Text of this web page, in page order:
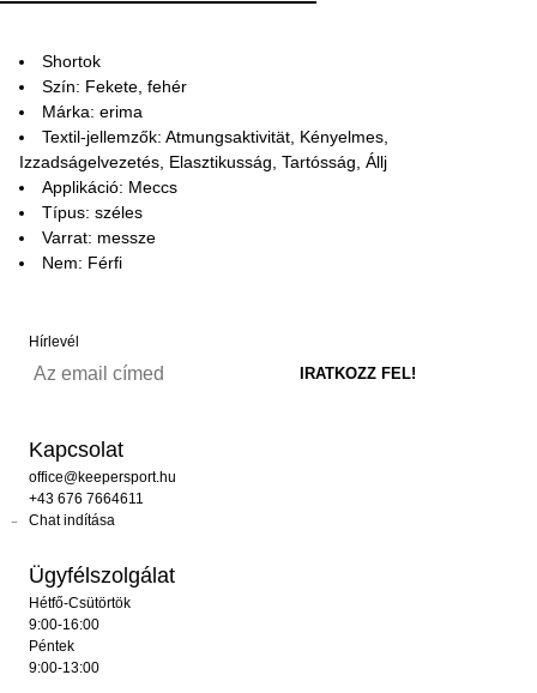
Shortok
Szín: Fekete, fehér
Márka: erima
Textil-jellemzők: Atmungsaktivität, Kényelmes,
Izzadságelvezetés, Elasztikusság, Tartósság, Állj
Applikáció: Meccs
Típus: széles
Varrat: messze
Nem: Férfi
Hírlevél
Kapcsolat
office@keepersport.hu
+43 676 7664611
Chat indítása
Ügyfélszolgálat
Hétfő-Csütörtök
9:00-16:00
Péntek
9:00-13:00